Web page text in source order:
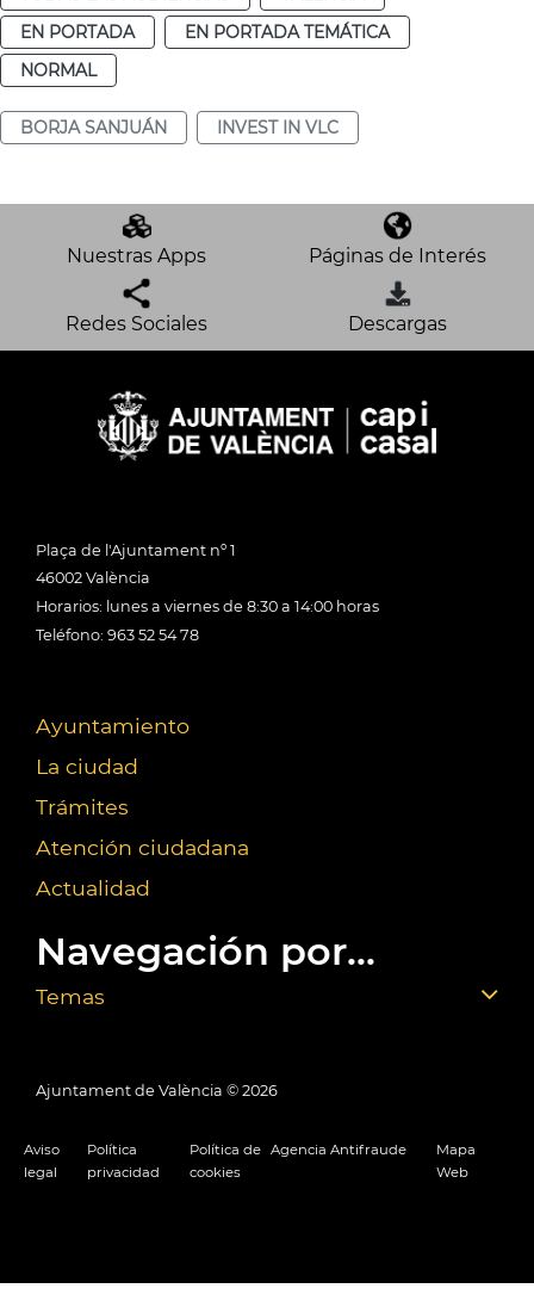
EN PORTADA
EN PORTADA TEMÁTICA
NORMAL
BORJA SANJUÁN INVEST IN VLC
Nuestras Apps Páginas de Interés
Redes Sociales Descargas
Plaça de l'Ajuntament nº 1
46002 València
Horarios: lunes a viernes de 8:30 a 14:00 horas
Teléfono: 963 52 54 78
Ayuntamiento
La ciudad
Trámites
Atención ciudadana
Actualidad
Navegación por...
Temas
Ajuntament de València © 2026
Aviso
legal
Política
privacidad
Política de
cookies
Agencia Antifraude
Mapa
Web